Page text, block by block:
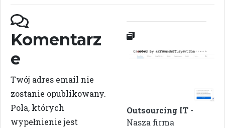
Komentarz
e
Twój adres email nie
zostanie opublikowany.
Pola, których
wypełnienie jest
Outsourcing IT -
Nasza firma